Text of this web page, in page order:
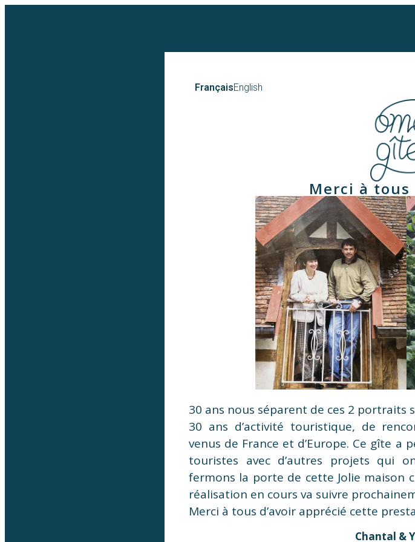
FrançaisEnglish
Merci à
30 ans nous séparent de ces 2 portraits
30 ans d’activité touristique, de
venus de France et d’Europe. Ce gîte a
touristes avec d’autres projets qui
fermons la porte de cette Jolie maison
réalisation en cours va suivre
Merci à tous d’avoir apprécié cette
Chantal &